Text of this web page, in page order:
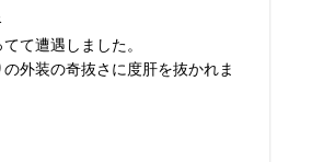
て遭遇しました。
外装の奇抜さに度肝を抜かれま